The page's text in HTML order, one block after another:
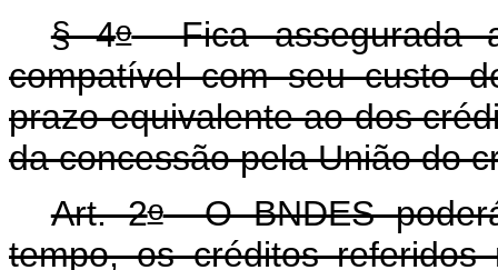
§ 4oFica assegurada
compatível com seu custo
prazo equivalente ao dos
da concessão pela União do
Art. 2oO BNDES
tempo, os créditos